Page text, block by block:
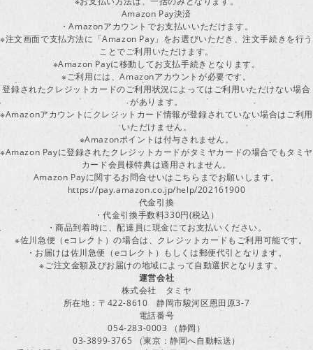
Amazon Pay決済
・Amazonアカウントでお支払いいただけます。
※注文画面で支払方法に「Amazon Pay」をお選びいただき、注文手続きを行う
ことでご利用いただけます。
※Amazon Payに移動してお支払手続きとなります。
※ご利用には、Amazonアカウントが必要です。
登録されたクレジットカードのご利用状況によってはご利用いただけない場合
があります。
※Amazonアカウントにクレジットカード情報が登録されていない場合はご利用
いただけません。
※Amazonポイントは付与されません。
※Amazon Payに登録されたクレジットカードがタミヤカードの場合でもタミヤ
カード会員様特典は適用されません。
Amazon Payに関するお問合せいはこちらまでお願いします。
https://pay.amazon.co.jp/help/202161900
代金引換
・代金引換手数料330円(税込）
・商品到着時に、配達員に現金にてお支払いください。
※佐川急便（eコレクト）の場合は、クレジットカードもご利用可能です。
・お届けは佐川急便（eコレクト）もしくは郵便代引となります。
※ご注文金額及びお届けの地域によって自動選択となります。
運営会社
株式会社 タミヤ
所在地：〒422-8610 静岡市駿河区恩田原3-7
電話番号
054-283-0003 （静岡）
03-3899-3765 （東京：静岡へ自動転送）